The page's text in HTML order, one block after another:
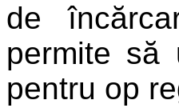
de
permite să
pentru op